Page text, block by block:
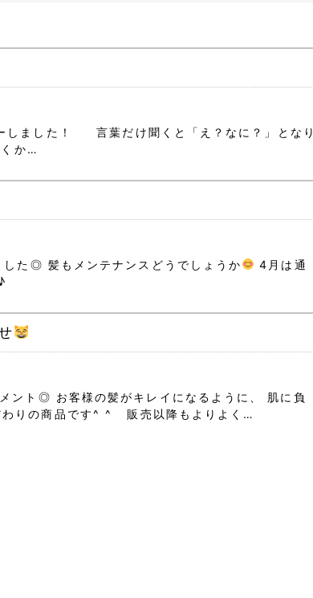
しました！ 言葉だけ聞くと「え？なに？」となり
か…
た◎ 髪もメンテナンスどうでしょうか
4月は通
♪
ント◎ お客様の髪がキレイになるように、 肌に負
わりの商品です^ ^ 販売以降もよりよく…